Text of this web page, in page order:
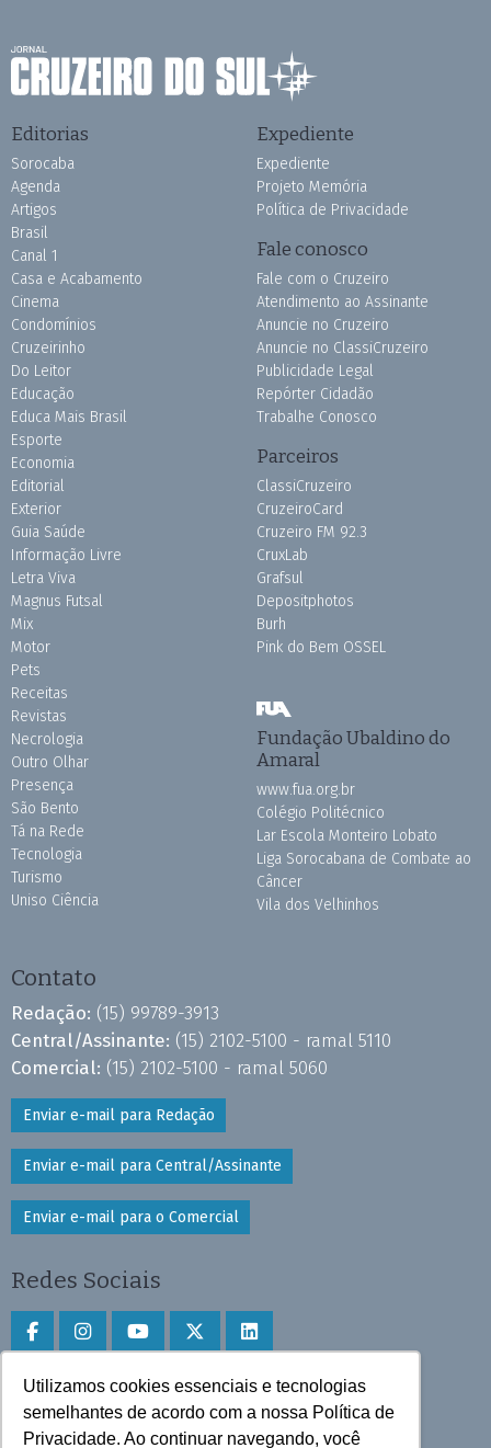
Utilizamos cookies essenciais e tecnologias
semelhantes de acordo com a nossa Política de
Privacidade. Ao continuar navegando, você
Editorias
Sorocaba
Agenda
Artigos
Brasil
Canal 1
Casa e Acabamento
Cinema
Condomínios
Cruzeirinho
Do Leitor
Educação
Educa Mais Brasil
Esporte
Economia
Editorial
Exterior
Guia Saúde
Informação Livre
Letra Viva
Magnus Futsal
Mix
Motor
Pets
Receitas
Revistas
Necrologia
Outro Olhar
Presença
São Bento
Tá na Rede
Tecnologia
Turismo
Uniso Ciência
Expediente
Expediente
Projeto Memória
Política de Privacidade
Fale conosco
Fale com o Cruzeiro
Atendimento ao Assinante
Anuncie no Cruzeiro
Anuncie no ClassiCruzeiro
Publicidade Legal
Repórter Cidadão
Trabalhe Conosco
Parceiros
ClassiCruzeiro
CruzeiroCard
Cruzeiro FM 92.3
CruxLab
Grafsul
Depositphotos
Burh
Pink do Bem OSSEL
Fundação Ubaldino do
Amaral
www.fua.org.br
Colégio Politécnico
Lar Escola Monteiro Lobato
Liga Sorocabana de Combate ao
Câncer
Vila dos Velhinhos
Contato
Redação: (15) 99789-3913
Central/Assinante: (15) 2102-5100 - ramal 5110
Comercial: (15) 2102-5100 - ramal 5060
Enviar e-mail para Redação
Enviar e-mail para Central/Assinante
Enviar e-mail para o Comercial
Redes Sociais
Faça download do aplicativo
Play Store e App Store